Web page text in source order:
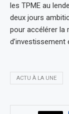
les TPME au
deux jours
pour accélérer la
d’investissement
ACTU À LA UNE